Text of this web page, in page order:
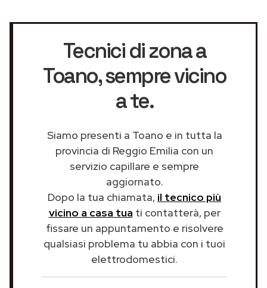
Tecnici di zona a
Toano, sempre vicino
a te.
Siamo presenti a Toano e in tutta la
provincia di Reggio Emilia con un
servizio capillare e sempre
aggiornato.
Dopo la tua chiamata, il tecnico più
vicino a casa tua ti contatterà, per
fissare un appuntamento e risolvere
qualsiasi problema tu abbia con i tuoi
elettrodomestici.